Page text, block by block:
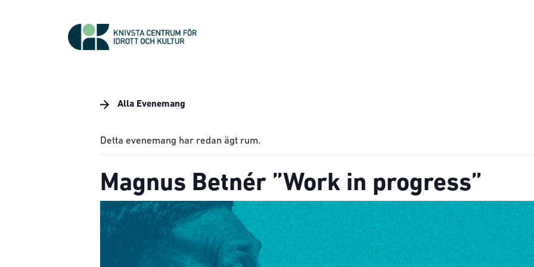
Alla Evenemang
Detta evenemang har redan ägt rum.
Magnus Betnér ”Work in progress”